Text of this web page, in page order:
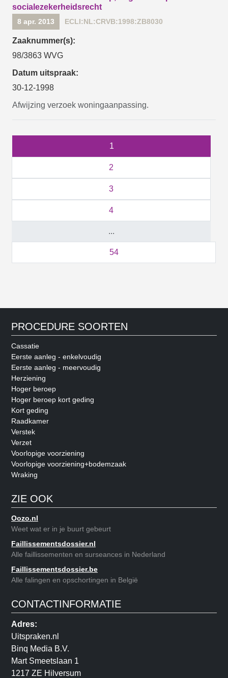
socialezekerheidsrecht
8 apr. 2013 ECLI:NL:CRVB:1998:ZB8030
Zaaknummer(s):
98/3863 WVG
Datum uitspraak:
30-12-1998
Afwijzing verzoek woningaanpassing.
1
2
3
4
...
54
PROCEDURE SOORTEN
Cassatie
Eerste aanleg - enkelvoudig
Eerste aanleg - meervoudig
Herziening
Hoger beroep
Hoger beroep kort geding
Kort geding
Raadkamer
Verstek
Verzet
Voorlopige voorziening
Voorlopige voorziening+bodemzaak
Wraking
ZIE OOK
Oozo.nl
Weet wat er in je buurt gebeurt
Faillissementsdossier.nl
Alle faillissementen en surseances in Nederland
Faillissementsdossier.be
Alle falingen en opschortingen in België
CONTACTINFORMATIE
Adres:
Uitspraken.nl
Binq Media B.V.
Mart Smeetslaan 1
1217 ZE Hilversum